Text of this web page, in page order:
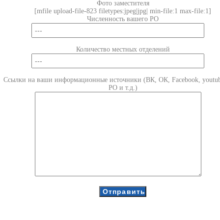
Фото заместителя
[mfile upload-file-823 filetypes:jpeg|jpg| min-file:1 max-file:1]
Численность вашего РО
Количество местных отделений
Ссылки на ваши информационные источники (ВК, ОК, Facebook,
РО и т.д.)